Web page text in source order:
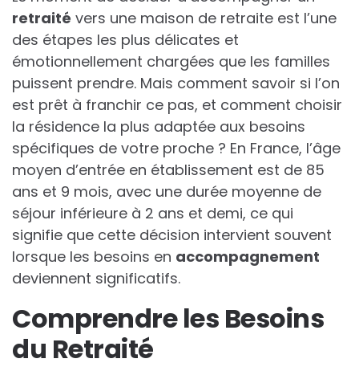
retraité vers une maison de retraite est l’une
des étapes les plus délicates et
émotionnellement chargées que les familles
puissent prendre. Mais comment savoir si l’on
est prêt à franchir ce pas, et comment choisir
la résidence la plus adaptée aux besoins
spécifiques de votre proche ? En France, l’âge
moyen d’entrée en établissement est de 85
ans et 9 mois, avec une durée moyenne de
séjour inférieure à 2 ans et demi, ce qui
signifie que cette décision intervient souvent
lorsque les besoins en accompagnement
deviennent significatifs.
Comprendre les Besoins
du Retraité